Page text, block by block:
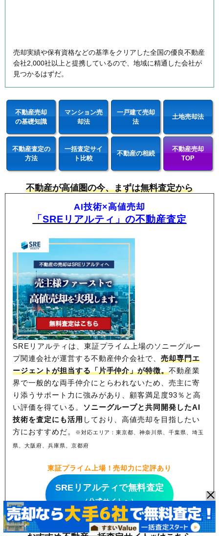
売却実績や保有資格などの基準をクリアした全国の優良不動産
会社2,000社以上と提携しているので、地域に精通した会社が
見つかるはずだ。
不動産売却
の基礎知識
マンション売
却法
一戸建て売却
法
土地売却法
不動産査定の
方法
一括査定サイ
ト比較
不動産の相続
不動産売却
TOP
不動産が高値圏の今、まずは無料査定から
AI技術×高値売却
「SREリアルティ」の不動産査定
SREリアルティは、東証プライム上場のソニーグルー
プ関連会社が運営する不動産仲介会社で、売却専門エ
ージェントが担当する「片手仲介」が特徴。不動産業
界で一般的な両手仲介にとらわれないため、売主に寄
り添うサポート力に強みがあり、顧客満足度93％と高
い評価を得ている。 ソニーグループと共同開発したAI
技術を査定にも活用 しており、高値売却を目指したい
方におすすめだ。
※対応エリア：東京都、神奈川県、千葉県、埼玉
県、大阪府、兵庫県、京都府
東証プライム上場！売却力に定評あり
SREリアルティで無料査定
（公式サイトへ）